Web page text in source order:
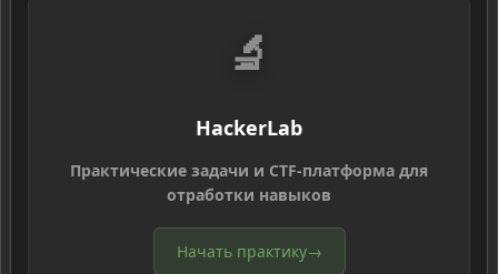
🔬
HackerLab
Практические задачи и CTF-платформа для
отработки навыков
Начать практику→